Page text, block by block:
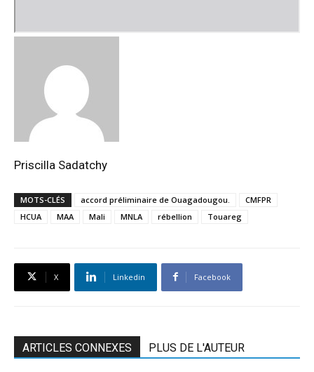
Priscilla Sadatchy
MOTS-CLÉS accord préliminaire de Ouagadougou.
CMFPR
HCUA
MAA Mali MNLA rébellion Touareg
X Linkedin Facebook
ARTICLES CONNEXES PLUS DE L'AUTEUR